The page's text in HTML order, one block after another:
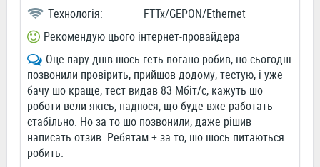
Технологія:
FTTx/GEPON/Ethernet
Рекомендую цього інтернет-провайдера
Оце пару днів шось геть погано робив, но сьогодні
позвонили провірить, прийшов додому, тестую, і уже
бачу шо краще, тест видав 83 Мбіт/с, кажуть шо
роботи вели якісь, надіюся, що буде вже работать
стабільно. Но за то шо позвонили, даже рішив
написать отзив. Ребятам + за то, шо шось питаються
робить.